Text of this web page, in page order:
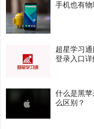
手机也有
超星学习
登录入口详
什么是黑
么区别？